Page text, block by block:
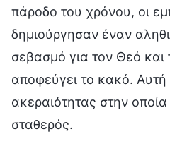
πάροδο του χρόνου, οι
δημιούργησαν έναν
σεβασμό για τον Θεό και
αποφεύγει το κακό.
ακεραιότητας στην
σταθερός.